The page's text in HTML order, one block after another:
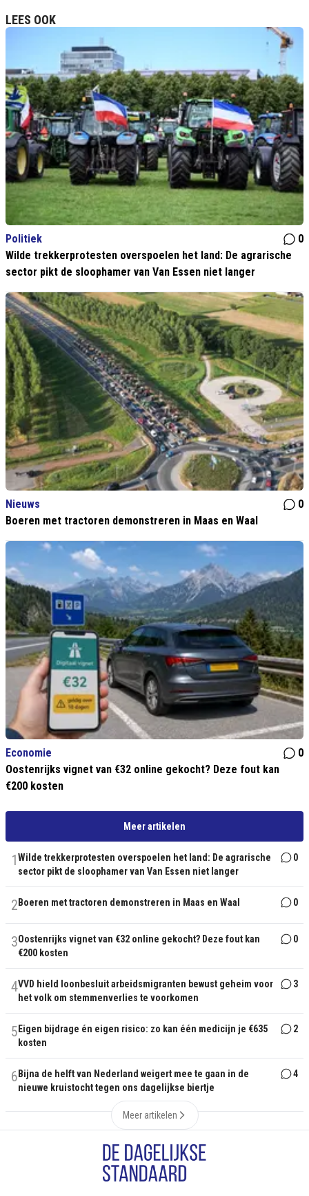
LEES OOK
Politiek
0
Wilde trekkerprotesten overspoelen het land: De agrarische
sector pikt de sloophamer van Van Essen niet langer
Nieuws
0
Boeren met tractoren demonstreren in Maas en Waal
Economie
0
Oostenrijks vignet van €32 online gekocht? Deze fout kan
€200 kosten
Meer artikelen
1Wilde trekkerprotesten overspoelen het land: De agrarische
sector pikt de sloophamer van Van Essen niet langer
0
2 Boeren met tractoren demonstreren in Maas en Waal 0
3Oostenrijks vignet van €32 online gekocht? Deze fout kan
€200 kosten
0
4VVD hield loonbesluit arbeidsmigranten bewust geheim voor
het volk om stemmenverlies te voorkomen
3
5 Eigen bijdrage én eigen risico: zo kan één medicijn je €635
kosten
2
6 Bijna de helft van Nederland weigert mee te gaan in de
nieuwe kruistocht tegen ons dagelijkse biertje
4
Meer artikelen